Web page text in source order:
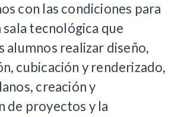
con las condiciones para
tecnológica que
alumnos realizar diseño,
cubicación y renderizado,
creación y
de proyectos y la